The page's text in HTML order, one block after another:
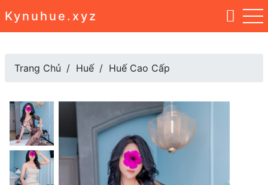
Kynuhue.xyz
Trang Chủ Huế Huế Cao Cấp